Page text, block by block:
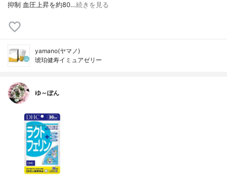
抑制 血圧上昇を約80…続きを見る
yamano(ヤマノ)
琥珀健寿イミュアゼリー
ゆ～ぽん